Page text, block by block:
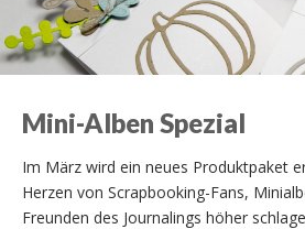
Mini-Alben Spezial
Im März wird ein neues Produktpaket
Herzen von Scrapbooking-Fans,
Freunden des Journalings höher